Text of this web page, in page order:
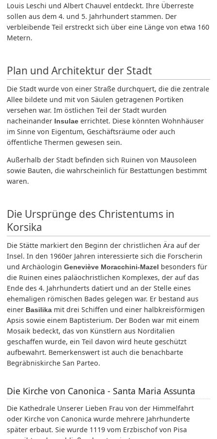
Louis Leschi und Albert Chauvel entdeckt. Ihre Überreste
sollen aus dem 4. und 5. Jahrhundert stammen. Der
verbleibende Teil erstreckt sich über eine Länge von etwa 160
Metern.
Plan und Architektur der Stadt
Die Stadt wurde von einer Straße durchquert, die die zentrale
Allee bildete und mit von Säulen getragenen Portiken
versehen war. Im östlichen Teil der Stadt wurden
nacheinander Insulae errichtet. Diese könnten Wohnhäuser
im Sinne von Eigentum, Geschäftsräume oder auch
öffentliche Thermen gewesen sein.
Außerhalb der Stadt befinden sich Ruinen von Mausoleen
sowie Bauten, die wahrscheinlich für Bestattungen bestimmt
waren.
Die Ursprünge des Christentums in
Korsika
Die Stätte markiert den Beginn der christlichen Ära auf der
Insel. In den 1960er Jahren interessierte sich die Forscherin
und ArchäologinGeneviève Moracchini-Mazel besonders für
die Ruinen eines paläochristlichen Komplexes, der auf das
Ende des 4. Jahrhunderts datiert und an der Stelle eines
ehemaligen römischen Bades gelegen war. Er bestand aus
einer Basilika mit drei Schiffen und einer halbkreisförmigen
Apsis sowie einem Baptisterium. Der Boden war mit einem
Mosaik bedeckt, das von Künstlern aus Norditalien
geschaffen wurde, ein Teil davon wird heute geschützt
aufbewahrt. Bemerkenswert ist auch die benachbarte
Begräbniskirche San Parteo.
Die Kirche von Canonica - Santa Maria Assunta
Die Kathedrale Unserer Lieben Frau von der Himmelfahrt
oder Kirche von Canonica wurde mehrere Jahrhunderte
später erbaut. Sie wurde 1119 vom Erzbischof von Pisa